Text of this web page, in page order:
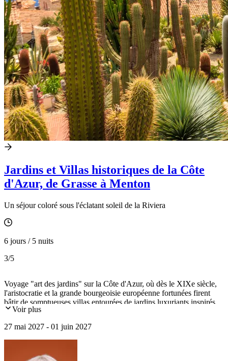
Jardins et Villas historiques de la Côte
d'Azur, de Grasse à Menton
Un séjour coloré sous l'éclatant soleil de la Riviera
6 jours / 5 nuits
3/5
Voyage "art des jardins" sur la Côte d'Azur, où dès le XIXe siècle,
l'aristocratie et la grande bourgeoisie européenne fortunées firent
bâtir de somptueuses villas entourées de jardins luxuriants inspirés
de styles italiens, exotiques ou paysagers. De Grasse et ses parfums
Nice et un déjeuner à la Villa Ephrussi.
Voir plus
27 mai 2027 - 01 juin 2027